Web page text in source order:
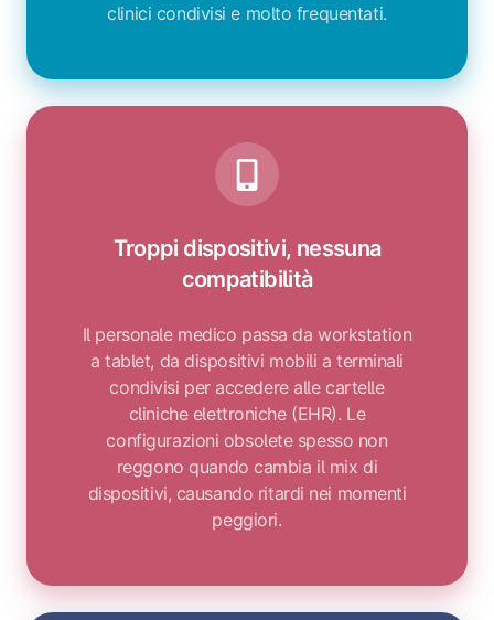
clinici condivisi e molto frequentati.
Troppi dispositivi, nessuna
compatibilità
Il personale medico passa da workstation
a tablet, da dispositivi mobili a terminali
condivisi per accedere alle cartelle
cliniche elettroniche (EHR). Le
configurazioni obsolete spesso non
reggono quando cambia il mix di
dispositivi, causando ritardi nei momenti
peggiori.